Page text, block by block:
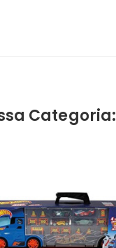
Categoria: